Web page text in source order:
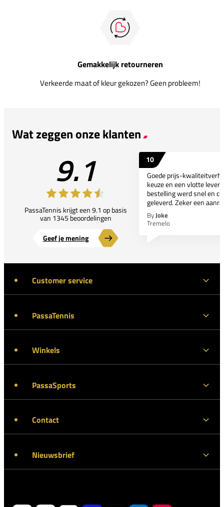
Gemakkelijk retourneren
Verkeerde maat of kleur gekozen? Geen probleem!
Wat zeggen onze klanten
9.1
PassaTennis krijgt een 9.1 op basis
van 1345 beoordelingen
Geef je mening
10
Goede prijs-
keuze en een vlotte
bestelling werd snel en
geleverd. Zeker een
ByJoke
Tremelo
Customer service
PassaTennis
Winkels
PassaSports
Contact
Nieuwsbrief